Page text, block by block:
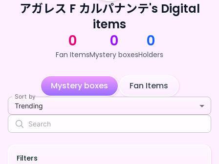
アガレス F カルパナンテ's Digital
items
0
Fan Items
0
Mystery boxes
0
Holders
Mystery boxes Fan Items
Sort by
Trending
Filters